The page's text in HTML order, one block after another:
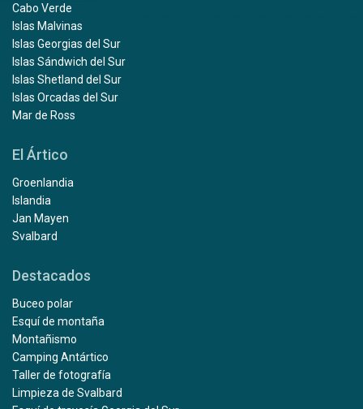
Cabo Verde
Islas Malvinas
Islas Georgias del Sur
Islas Sándwich del Sur
Islas Shetland del Sur
Islas Orcadas del Sur
Mar de Ross
El Ártico
Groenlandia
Islandia
Jan Mayen
Svalbard
Destacados
Buceo polar
Esquí de montaña
Montañismo
Camping Antártico
Taller de fotografía
Limpieza de Svalbard